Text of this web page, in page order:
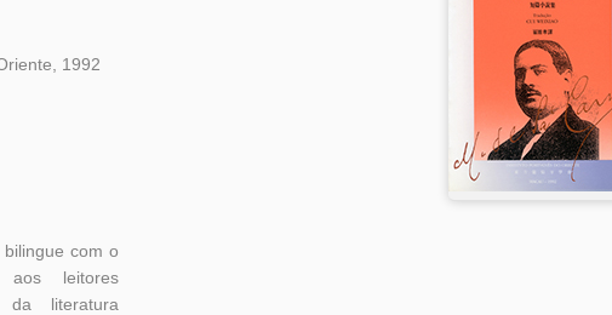
1992
com o
aos leitores
literatura